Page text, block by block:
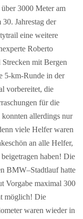
3000 Meter am
Jahrestag der
eine weitere
Roberto
mit Bergen
5-km-Runde in der
vorbereitet, die
für die
allerdings nur
viele Helfer waren
an alle Helfer,
haben! Die
BMW–Stadtlauf hatte
Vorgabe maximal 300
möglich! Die
waren wieder in